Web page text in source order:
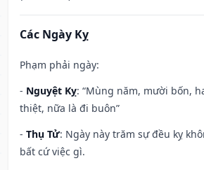
Các Ngày Kỵ
Phạm phải ngày:
- Nguyệt Kỵ: “Mùng năm, mười bốn,
thiệt, nữa là đi buôn”
- Thụ Tử: Ngày này trăm sự đều kỵ
bất cứ việc gì.